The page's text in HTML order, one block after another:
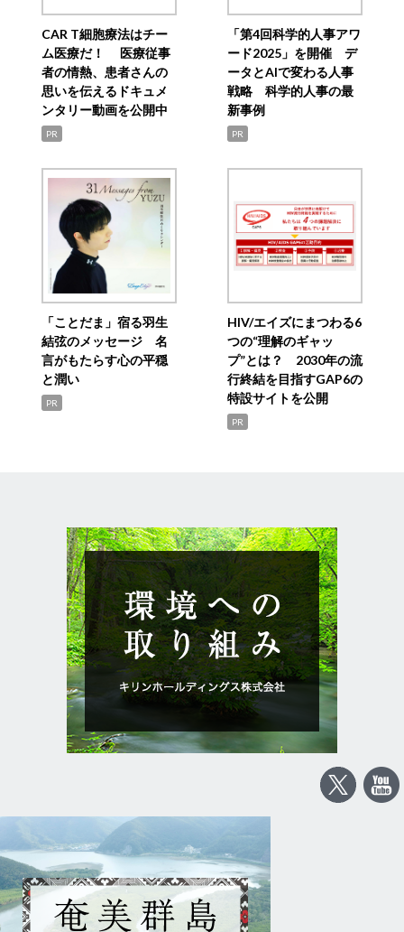
CAR T細胞療法はチー
ム医療だ！ 医療従事
者の情熱、患者さんの
思いを伝えるドキュメ
ンタリー動画を公開中
PR
「第4回科学的人事アワ
ード2025」を開催 デ
ータとAIで変わる人事
戦略 科学的人事の最
新事例
PR
「ことだま」宿る羽生
結弦のメッセージ 名
言がもたらす心の平穏
と潤い
PR
HIV/エイズにまつわる6
つの“理解のギャッ
プ”とは？ 2030年の流
行終結を目指すGAP6の
特設サイトを公開
PR